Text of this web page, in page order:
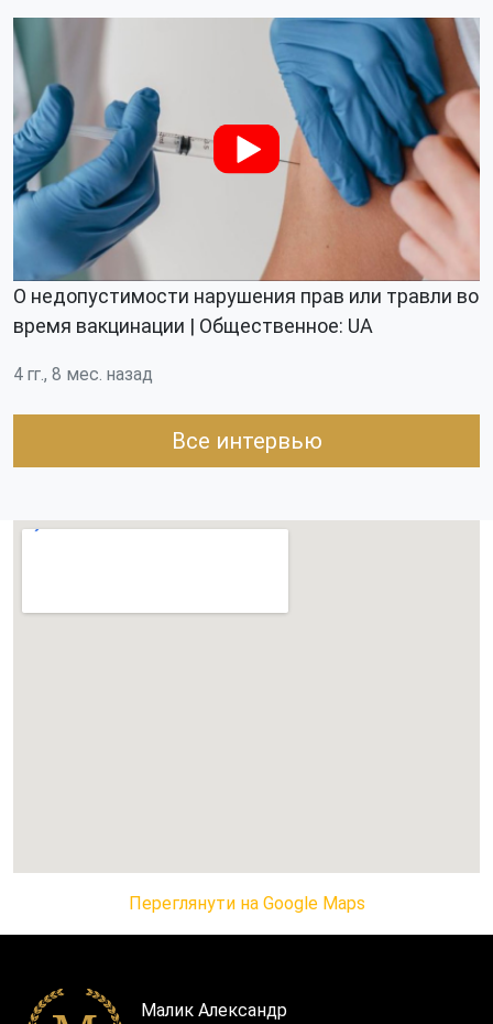
О недопустимости нарушения прав или травли во
время вакцинации | Общественное: UA
4 гг., 8 мес. назад
Все интервью
Переглянути на Google Maps
Малик Александр